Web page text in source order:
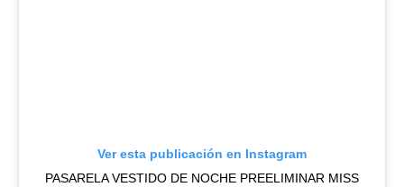
Ver esta publicación en Instagram
PASARELA VESTIDO DE NOCHE PREELIMINAR MISS